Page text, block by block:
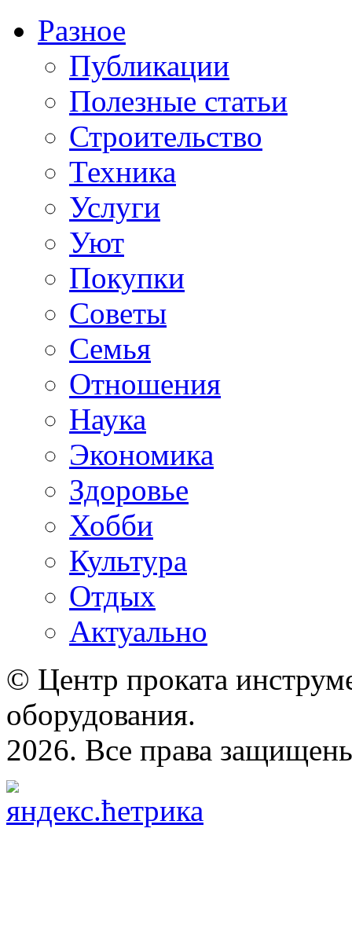
Разное
Публикации
Полезные статьи
Строительство
Техника
Услуги
Уют
Покупки
Советы
Семья
Отношения
Наука
Экономика
Здоровье
Хобби
Культура
Отдых
Актуально
© Центр проката
оборудования.
2026. Все права